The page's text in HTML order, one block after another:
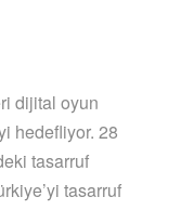
dijital oyun
hedefliyor. 28
tasarruf
tasarruf